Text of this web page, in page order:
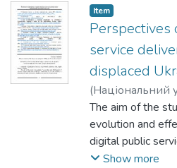
умовах
обґрунтування
гуманістичного
результативних
що зберігають
національною
умовах
Item
service
displaced
(Національний
Могилянська
Roman
The aim of the
evolution and
digital public
the Diia platform,
Show more